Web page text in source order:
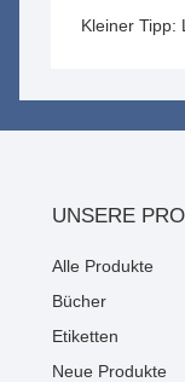
Kleiner Tipp:
UNSERE
Alle Produkte
Bücher
Etiketten
Neue Produkte